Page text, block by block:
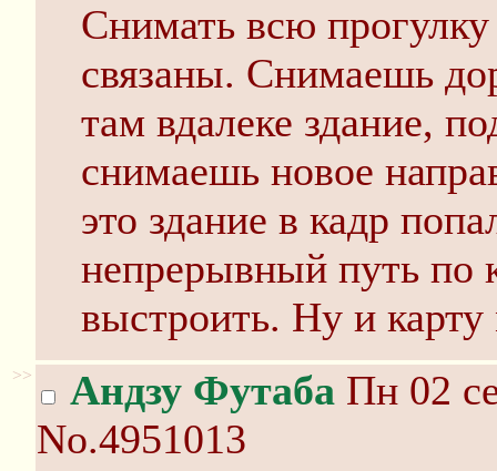
Снимать всю
связаны. Снимаешь
там вдалеке здание,
снимаешь новое
это здание в кадр
непрерывный путь по
выстроить. Ну и
>> Андзу Футаба Пн 02
No.4951013